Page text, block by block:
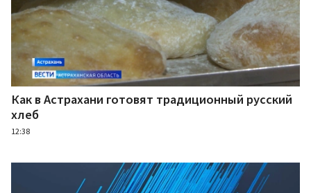
Как в Астрахани готовят традиционный русский
хлеб
12:38